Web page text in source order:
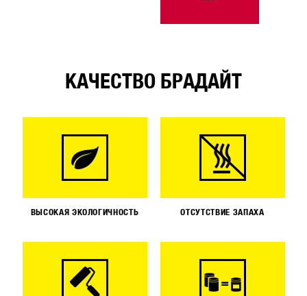
КАЧЕСТВО БРАДАЙТ
ВЫСОКАЯ ЭКОЛОГИЧНОСТЬ ОТСУТСТВИЕ ЗАПАХА